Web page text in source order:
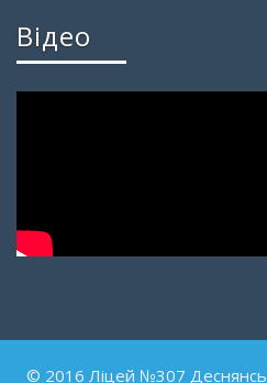
Відео
© 2016 Ліцей №307